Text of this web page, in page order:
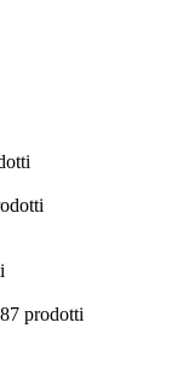
prodotti